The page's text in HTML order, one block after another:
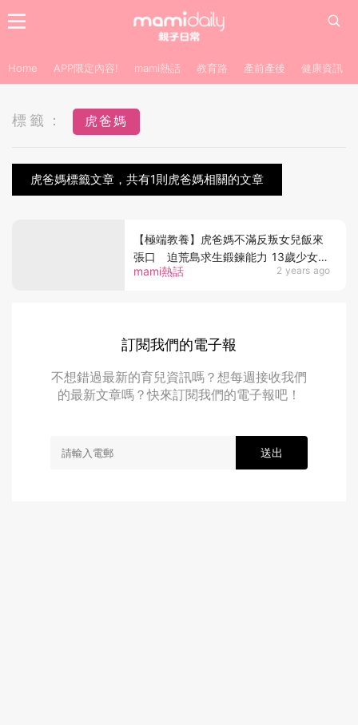
Home APP限定內容! mami熱話 教育路 產前產後 健康資訊
標籤： 虎爸媽
虎爸媽標籤文章，共有1則虎爸媽相關的文章
mami熱話 2 years ago
【極端教養】虎爸媽不滿反叛女兒飯來
張口 迫荒島求生鍛鍊能力 13歲少女向
漁民求救
訂閱我們的電子報
不想錯過最新的育兒資訊嗎？想每週接收我們
的最新文章嗎？快來訂閱我們的電子報吧！
送出